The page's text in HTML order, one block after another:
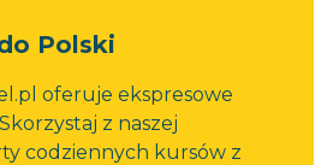
Polski
oferuje ekspresowe
z naszej
codziennych kursów z